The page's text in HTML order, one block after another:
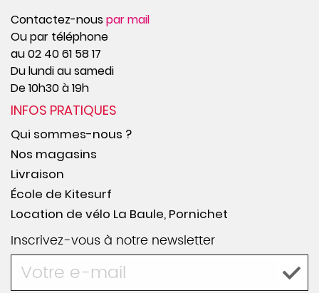
Contactez-nouspar mail
Ou par téléphone
au 02 40 61 58 17
Du lundi au samedi
De 10h30 à 19h
INFOS PRATIQUES
Qui sommes-nous ?
Nos magasins
Livraison
École de Kitesurf
Location de vélo La Baule, Pornichet
Inscrivez-vous à notre newsletter